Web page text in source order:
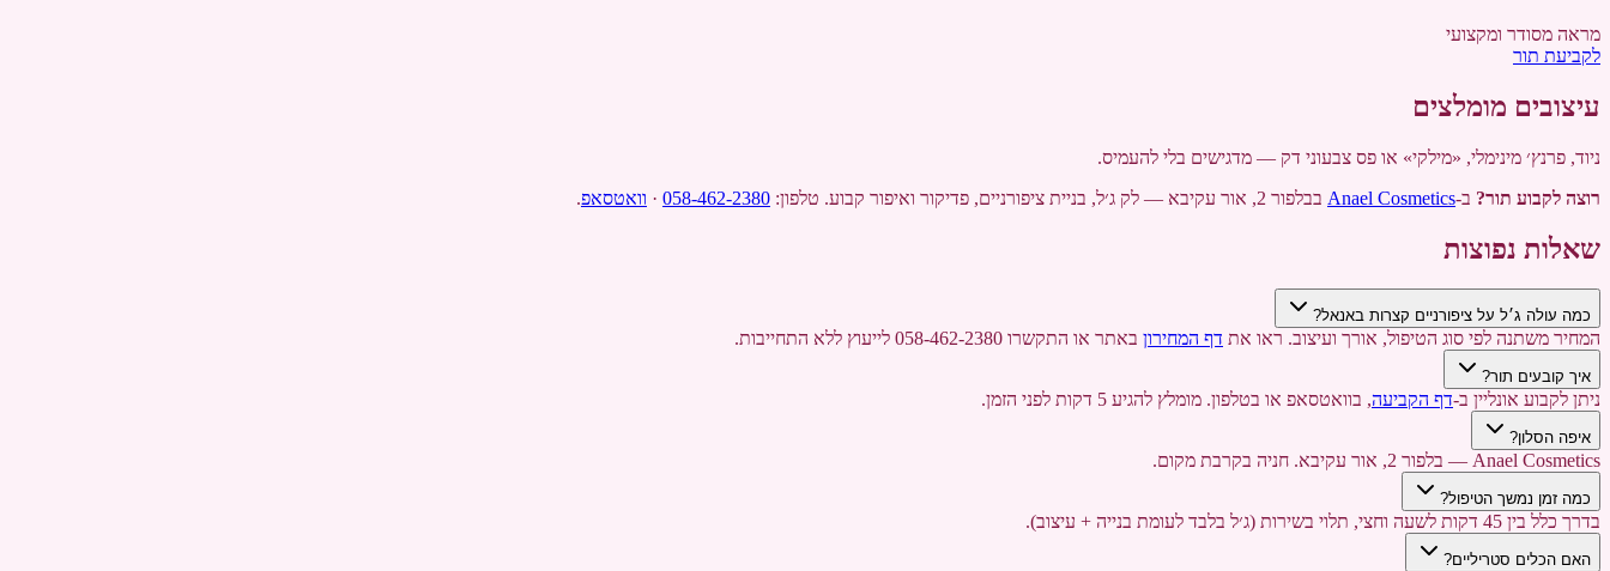
מראה מסודר ומקצועי
לקביעת תור
עיצובים מומלצים
ניוד, פרנץ׳ מינימלי, «מילקי» או פס צבעוני דק — מדגישים בלי להעמיס.
רוצה לקבוע תור? ב-Anael Cosmetics בבלפור 2, אור עקיבא — לק ג׳ל, בניית ציפורניים, פדיקור ואיפור קבוע. טלפון: 058-462-2380
· וואטסאפ.
שאלות נפוצות
כמה עולה ג׳ל על ציפורניים קצרות באנאל?
המחיר משתנה לפי סוג הטיפול, אורך ועיצוב. ראו את דף המחירון באתר או התקשרו 058-462-2380 לייעוץ ללא התחייבות.
איך קובעים תור?
ניתן לקבוע אונליין ב-דף הקביעה, בוואטסאפ או בטלפון. מומלץ להגיע 5 דקות לפני הזמן.
איפה הסלון?
Anael Cosmetics — בלפור 2, אור עקיבא. חניה בקרבת מקום.
כמה זמן נמשך הטיפול?
בדרך כלל בין 45 דקות לשעה וחצי, תלוי בשירות (ג׳ל בלבד לעומת בנייה + עיצוב).
האם הכלים סטריליים?